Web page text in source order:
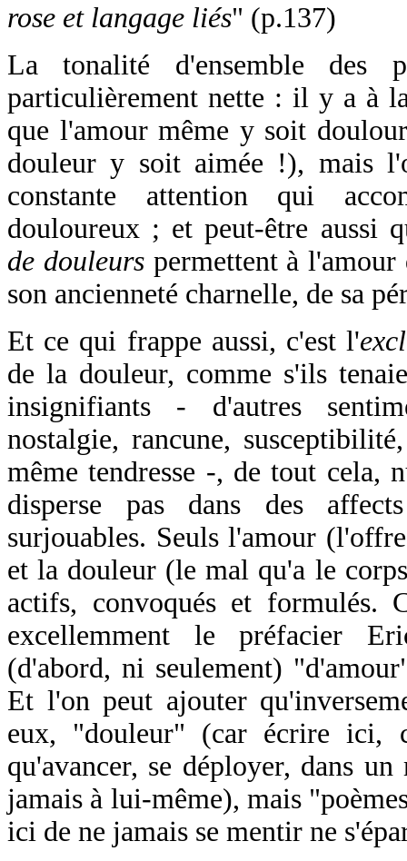
rose et langage liés" (p.137)
La tonalité d'ensemble des
particulièrement nette : il y a à
que l'amour même y soit
douleur y soit aimée !), mais
constante attention qui
douloureux ; et peut-être aussi
de douleurspermettent à l'amour
son ancienneté charnelle, de sa
Et ce qui frappe aussi, c'est l'
de la douleur, comme s'ils
insignifiants - d'autres
nostalgie, rancune,
même tendresse -, de tout
disperse pas dans des affects
surjouables. Seuls l'amour
et la douleur (le mal qu'a le
actifs, convoqués et formulés.
excellemment le préfacier
(d'abord, ni seulement)
Et l'on peut ajouter
eux, "douleur" (car écrire ici,
qu'avancer, se déployer, dans
jamais à lui-même), mais
ici de ne jamais se mentir ne